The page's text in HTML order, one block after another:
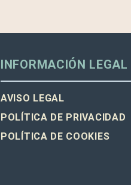
INFORMACIÓN LEGAL
AVISO LEGAL
POLÍTICA DE PRIVACIDAD
POLÍTICA DE COOKIES